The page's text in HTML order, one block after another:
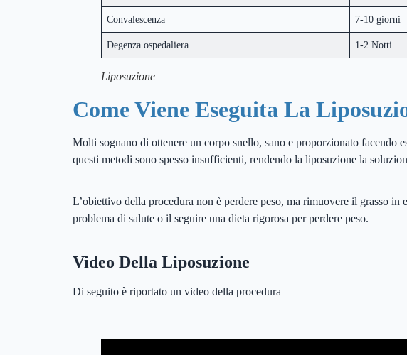
Convalescenza 7-10 giorni
Degenza ospedaliera 1-2 Notti
Liposuzione
Come Viene Eseguita La
Molti sognano di ottenere un corpo snello, sano e proporzionato facendo
questi metodi sono spesso insufficienti, rendendo la liposuzione la
L’obiettivo della procedura non è perdere peso, ma rimuovere il grasso
problema di salute o il seguire una dieta rigorosa per perdere peso.
Video Della Liposuzione
Di seguito è riportato un video della procedura